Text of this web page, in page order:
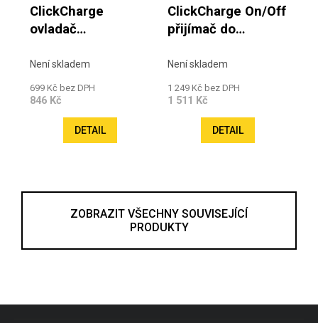
ClickCharge
ovladač
Není skladem
699 Kč bez DPH
846 Kč
DETAIL
ClickCharge On/Off
přijímač do
(200-240V ~
50/60Hz)
Není skladem
1 249 Kč bez DPH
1 511 Kč
DETAIL
ZOBRAZIT VŠECHNY SOUVISEJÍCÍ
PRODUKTY